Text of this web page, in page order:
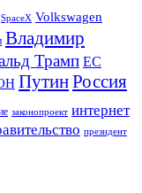
SpaceX Volkswagen
Владимир
Трамп ЕС
ПутинРоссия
законопроект интернет
президент